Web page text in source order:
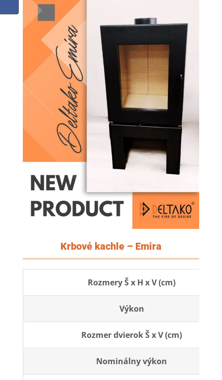
Krbové kachle – Emira
Rozmery Š x H x V (cm)
Výkon
Rozmer dvierok Š x V (cm)
Nominálny výkon